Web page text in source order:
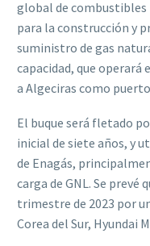
global de combustibles
para la construcción y
suministro de gas
capacidad, que operará
a Algeciras como
El buque será fletado
inicial de siete años, y
de Enagás,
carga de GNL. Se prevé
trimestre de 2023 por
Corea del Sur, Hyundai